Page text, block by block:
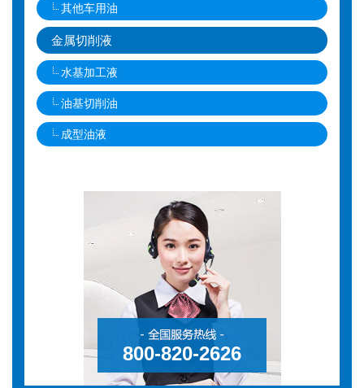
其他车用油
金属切削液
水基加工液
油基切削油
成型油液
800-820-2626